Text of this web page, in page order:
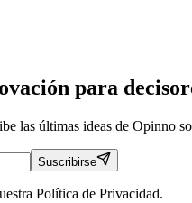
para
las últimas ideas de Opinno
Suscribirse
Política de Privacidad.